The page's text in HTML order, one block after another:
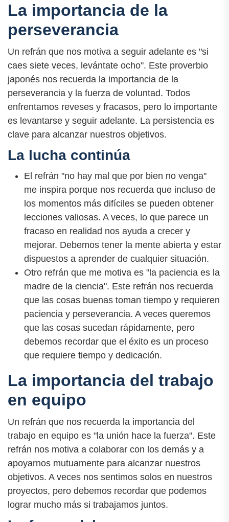
La importancia de la
perseverancia
Un refrán que nos motiva a seguir adelante es "si
caes siete veces, levántate ocho". Este proverbio
japonés nos recuerda la importancia de la
perseverancia y la fuerza de voluntad. Todos
enfrentamos reveses y fracasos, pero lo importante
es levantarse y seguir adelante. La persistencia es
clave para alcanzar nuestros objetivos.
La lucha continúa
El refrán "no hay mal que por bien no venga"
me inspira porque nos recuerda que incluso de
los momentos más difíciles se pueden obtener
lecciones valiosas. A veces, lo que parece un
fracaso en realidad nos ayuda a crecer y
mejorar. Debemos tener la mente abierta y estar
dispuestos a aprender de cualquier situación.
Otro refrán que me motiva es "la paciencia es la
madre de la ciencia". Este refrán nos recuerda
que las cosas buenas toman tiempo y requieren
paciencia y perseverancia. A veces queremos
que las cosas sucedan rápidamente, pero
debemos recordar que el éxito es un proceso
que requiere tiempo y dedicación.
La importancia del trabajo
en equipo
Un refrán que nos recuerda la importancia del
trabajo en equipo es "la unión hace la fuerza". Este
refrán nos motiva a colaborar con los demás y a
apoyarnos mutuamente para alcanzar nuestros
objetivos. A veces nos sentimos solos en nuestros
proyectos, pero debemos recordar que podemos
lograr mucho más si trabajamos juntos.